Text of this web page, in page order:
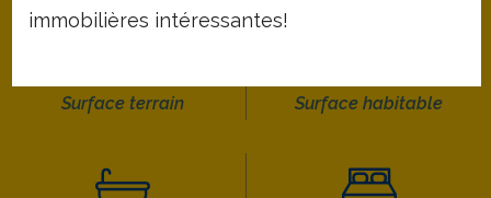
Surface terrain Surface habitable
immobilières intéressantes!